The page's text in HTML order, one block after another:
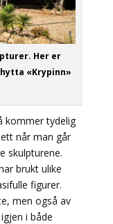
Her er
«Krypinn»
kommer tydelig
når man går
skulpturene.
brukt ulike
figurer.
men også av
i både